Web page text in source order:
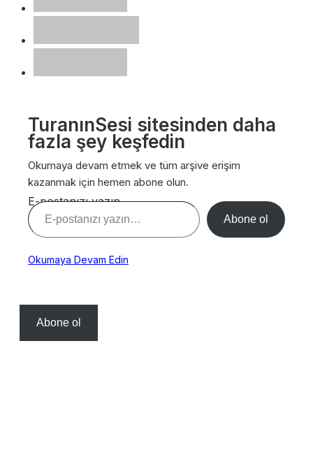
TuranınSesi sitesinden daha
fazla şey keşfedin
Okumaya devam etmek ve tüm arşive erişim
kazanmak için hemen abone olun.
E-postanızı yazın…
Abone ol
Okumaya Devam Edin
Abone ol